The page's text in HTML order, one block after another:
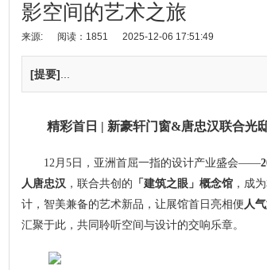
影空间的艺术之旅
来源: 阅读：1851 2025-12-06 17:51:49
[提要]
精彩首日 | 新豪轩门窗&唐忠汉联合光
12月5日，亚洲首屈一指的设计产业盛会——
人唐忠汉 ，联合共创的 「建筑之眼」概念馆 ，成
计，智美兼备的艺术新品，让展馆首日亮相便 人
汇聚于此，共同聆听空间与设计的交响乐章。